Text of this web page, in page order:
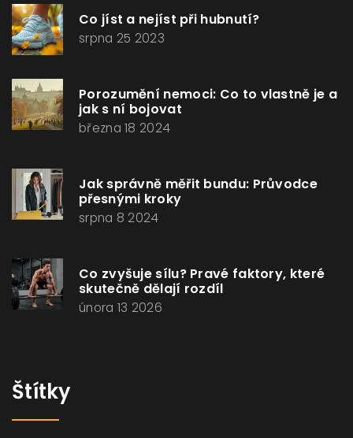
Co jíst a nejíst při hubnutí?
srpna 25 2023
Porozumění nemoci: Co to vlastně je a
jak s ní bojovat
března 18 2024
Jak správně měřit bundu: Průvodce
přesnými kroky
srpna 8 2024
Co zvyšuje sílu? Pravé faktory, které
skutečně dělají rozdíl
února 13 2026
Štítky